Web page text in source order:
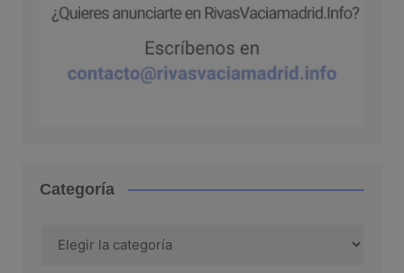
Categoría